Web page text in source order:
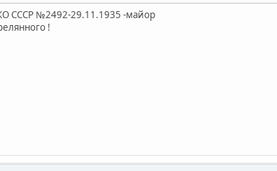
СССР №2492-29.11.1935 -майор
!